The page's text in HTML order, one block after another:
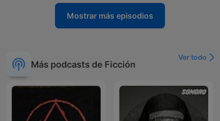
Mostrar más episodios
Más podcasts de Ficción
Ver todo